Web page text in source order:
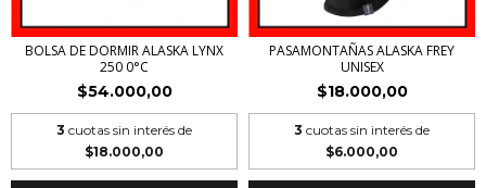
BOLSA DE DORMIR ALASKA LYNX
250 0°C
$54.000,00
3 cuotas sin interés de
$18.000,00
PASAMONTAÑAS ALASKA FREY
UNISEX
$18.000,00
3 cuotas sin interés de
$6.000,00